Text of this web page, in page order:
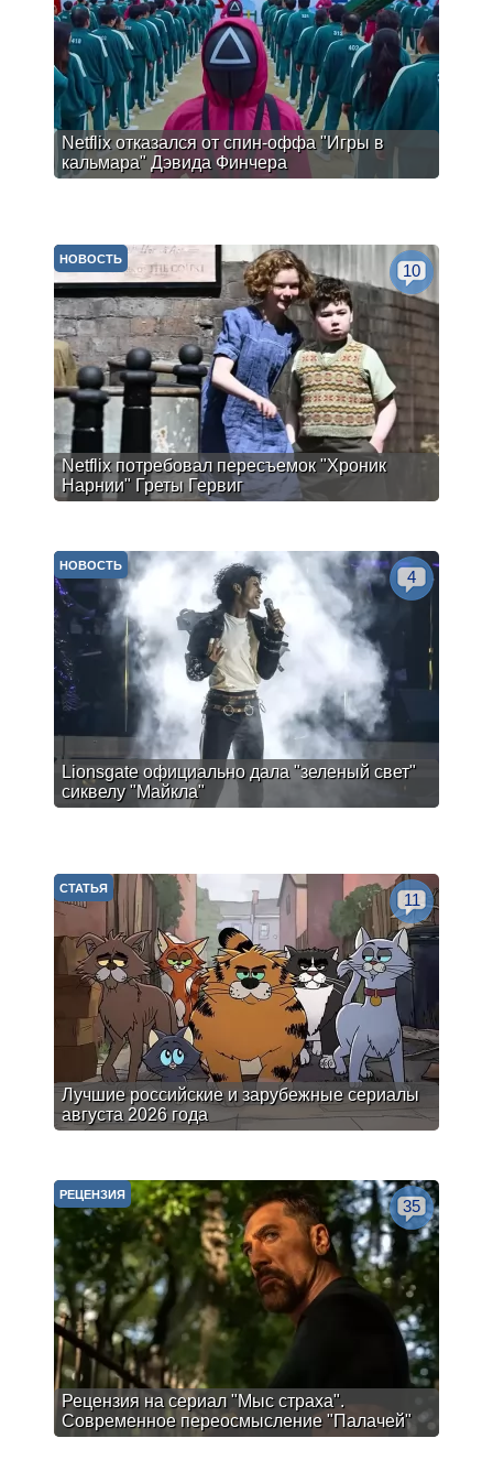
Netflix отказался от спин-оффа "Игры в
кальмара" Дэвида Финчера
Netflix потребовал пересъемок "Хроник
Нарнии" Греты Гервиг
НОВОСТЬ
10
Lionsgate официально дала "зеленый свет"
сиквелу "Майкла"
НОВОСТЬ
4
Лучшие российские и зарубежные сериалы
августа 2026 года
СТАТЬЯ
11
Рецензия на сериал "Мыс страха".
Современное переосмысление "Палачей"
РЕЦЕНЗИЯ
35